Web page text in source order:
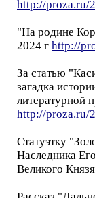
http://proza.ru/
"На родине
2024 г http://
За статью
загадка
литературной
http://proza.ru/
Статуэтку
Наследника
Великого